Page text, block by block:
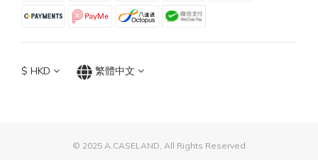
$ HKD 繁體中文
© 2025 A.CASELAND, All Rights Reserved